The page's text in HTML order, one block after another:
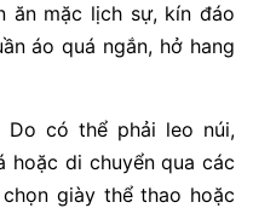
ăn mặc lịch sự, kín đáo
áo quá ngắn, hở hang
Do có thể phải leo núi,
hoặc di chuyển qua các
giày thể thao hoặc